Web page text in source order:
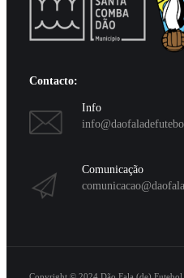
Contacto:
Info
Comunicação